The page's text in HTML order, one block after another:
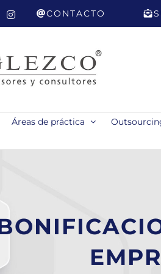
InstagramCONTACTO
Áreas de práctica